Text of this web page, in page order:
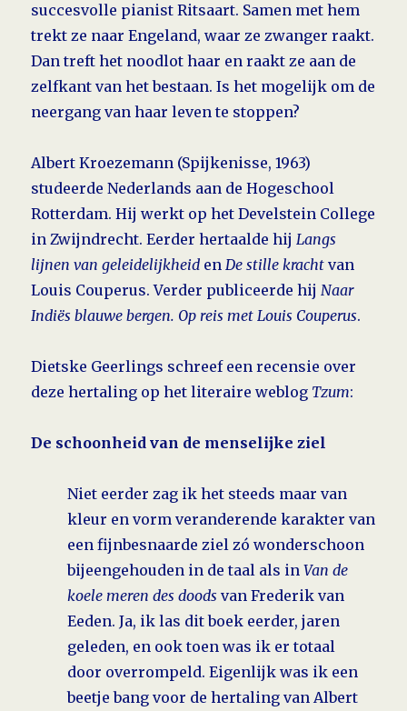
succesvolle pianist Ritsaart. Samen met hem
trekt ze naar Engeland, waar ze zwanger raakt.
Dan treft het noodlot haar en raakt ze aan de
zelfkant van het bestaan. Is het mogelijk om de
neergang van haar leven te stoppen?
Albert Kroezemann (Spijkenisse, 1963)
studeerde Nederlands aan de Hogeschool
Rotterdam. Hij werkt op het Develstein College
in Zwijndrecht. Eerder hertaalde hijLangs
lijnen van geleidelijkheid enDe stille kracht van
Louis Couperus. Verder publiceerde hijNaar
Indiës blauwe bergen. Op reis met Louis Couperus.
Dietske Geerlings schreef een recensie over
deze hertaling op het literaire weblog Tzum:
De schoonheid van de menselijke ziel
Niet eerder zag ik het steeds maar van
kleur en vorm veranderende karakter van
een fijnbesnaarde ziel zó wonderschoon
bijeen­gehouden in de taal als inVan de
koele meren des doods van Frederik van
Eeden. Ja, ik las dit boek eerder, jaren
geleden, en ook toen was ik er totaal
door overrompeld. Eigenlijk was ik een
beetje bang voor de hertaling van Albert